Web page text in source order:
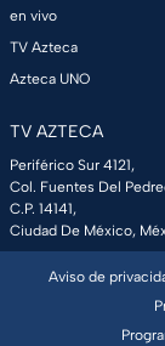
en vivo
TV Azteca
Azteca UNO
TV AZTECA
Periférico Sur 4121,
Col. Fuentes Del
C.P. 14141,
Ciudad De México,
Aviso de